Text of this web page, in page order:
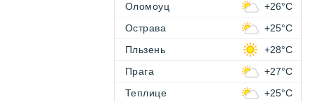
Оломоуц
+26°C
Острава
+25°C
Пльзень
+28°C
Прага
+27°C
Теплице
+25°C